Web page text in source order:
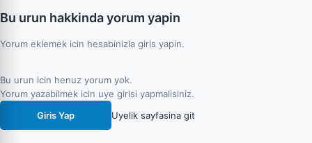
Bu urun hakkinda yorum yapin
Yorum eklemek icin hesabinizla giris yapin.
Bu urun icin henuz yorum yok.
Yorum yazabilmek icin uye girisi yapmalisiniz.
Giris Yap
Uyelik sayfasina git